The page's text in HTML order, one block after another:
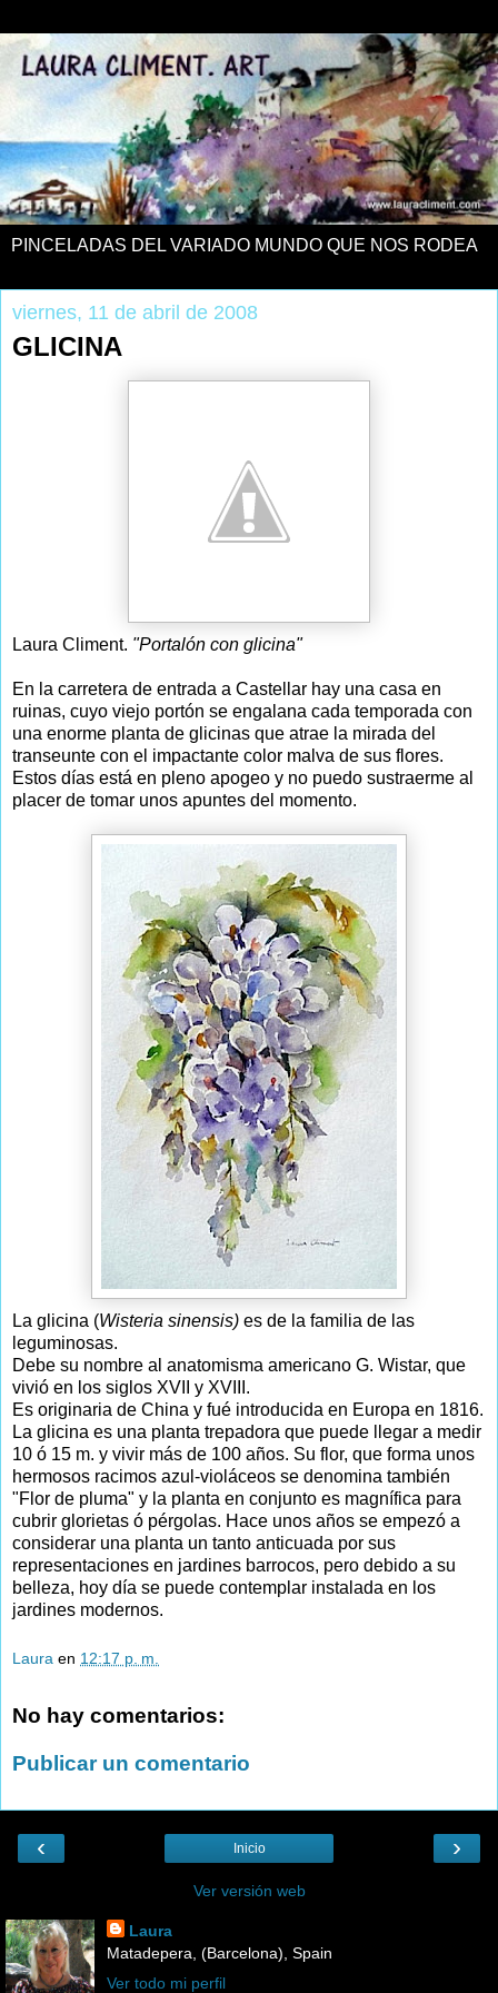
PINCELADAS DEL VARIADO MUNDO QUE NOS RODEA
viernes, 11 de abril de 2008
GLICINA
Laura Climent. "Portalón con glicina"
En la carretera de entrada a Castellar hay una casa en
ruinas, cuyo viejo portón se engalana cada temporada con
una enorme planta de glicinas que atrae la mirada del
transeunte con el impactante color malva de sus flores.
Estos días está en pleno apogeo y no puedo sustraerme al
placer de tomar unos apuntes del momento.
La glicina (Wisteria sinensis) es de la familia de las
leguminosas.
Debe su nombre al anatomisma americano G. Wistar, que
vivió en los siglos XVII y XVIII.
Es originaria de China y fué introducida en Europa en 1816.
La glicina es una planta trepadora que puede llegar a medir
10 ó 15 m. y vivir más de 100 años. Su flor, que forma unos
hermosos racimos azul-violáceos se denomina también
"Flor de pluma" y la planta en conjunto es magnífica para
cubrir glorietas ó pérgolas. Hace unos años se empezó a
considerar una planta un tanto anticuada por sus
representaciones en jardines barrocos, pero debido a su
belleza, hoy día se puede contemplar instalada en los
jardines modernos.
Laura en 12:17 p. m.
No hay comentarios:
Publicar un comentario
‹ ›
Inicio
Ver versión web
Laura
Matadepera, (Barcelona), Spain
Ver todo mi perfil